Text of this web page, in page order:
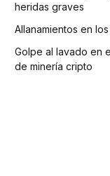
heridas graves
Allanamientos en
Golpe al lavado en
de minería cripto